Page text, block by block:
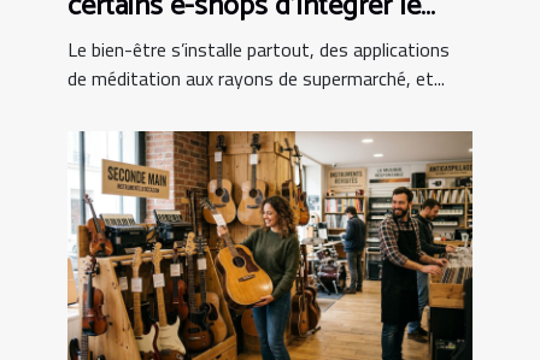
bien-être au panier ?
Le bien-être s’installe partout, des applications
de méditation aux rayons de supermarché, et...